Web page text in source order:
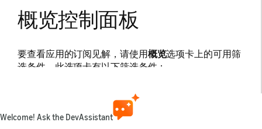
概览控制面板
要查看应用的订阅见解，请使用概览选项卡上的可用筛
选条件。此选项卡有以下筛选条件：
- 用于选择应用。
- 用于选择订阅。
Welcome! Ask the DevAssistant